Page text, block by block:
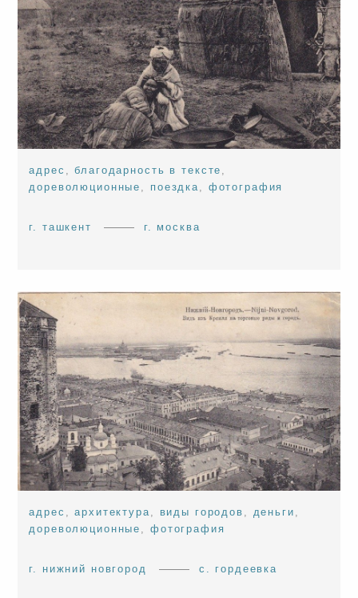
адрес ,благодарность в тексте ,
дореволюционные , поездка, фотография
г. ташкент г. москва
адрес ,архитектура виды городов деньги
дореволюционные
фотография
г. нижний новгород с. гордеевка